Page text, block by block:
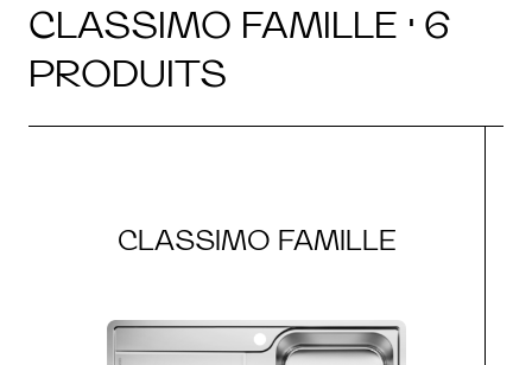
CLASSIMO FAMILLE · 6
PRODUITS
CLASSIMO FAMILLE